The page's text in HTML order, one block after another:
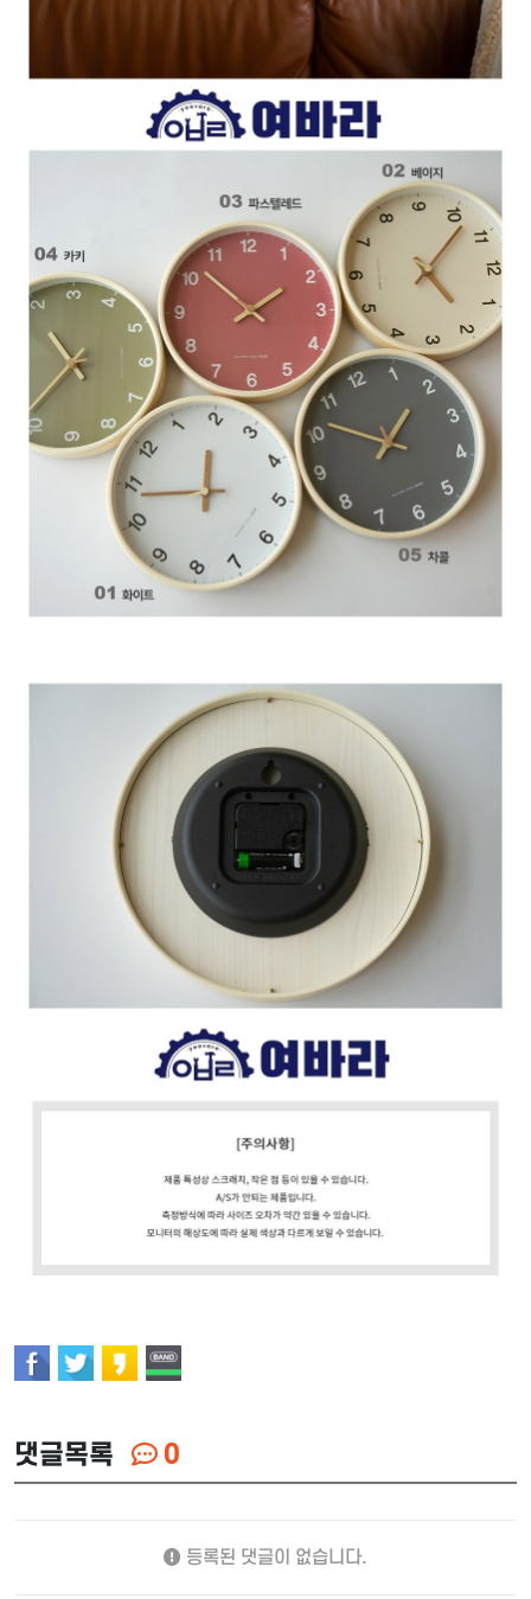
댓글목록 0
등록된 댓글이 없습니다.